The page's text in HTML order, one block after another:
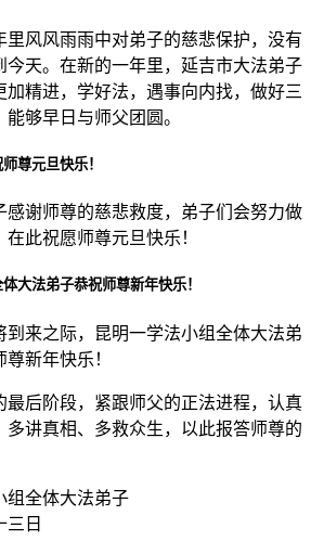
里风风雨雨中对弟子的慈悲保护，没有
今天。在新的一年里，延吉市大法弟子
加精进，学好法，遇事向内找，做好三
够早日与师父团圆。
尊元旦快乐！
感谢师尊的慈悲救度，弟子们会努力做
此祝愿师尊元旦快乐！
大法弟子恭祝师尊新年快乐！
到来之际，昆明一学法小组全体大法弟
新年快乐！
最后阶段，紧跟师父的正法进程，认真
多讲真相、多救众生，以此报答师尊的
组全体大法弟子
三日